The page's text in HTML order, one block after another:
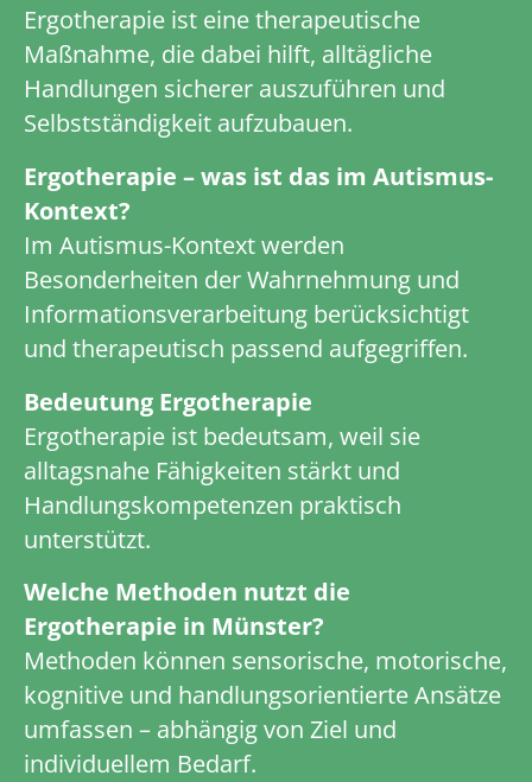
Ergotherapie ist eine therapeutische
Maßnahme, die dabei hilft, alltägliche
Handlungen sicherer auszuführen und
Selbstständigkeit aufzubauen.
Ergotherapie – was ist das im Autismus-
Kontext?
Im Autismus-Kontext werden
Besonderheiten der Wahrnehmung und
Informationsverarbeitung berücksichtigt
und therapeutisch passend aufgegriffen.
Bedeutung Ergotherapie
Ergotherapie ist bedeutsam, weil sie
alltagsnahe Fähigkeiten stärkt und
Handlungskompetenzen praktisch
unterstützt.
Welche Methoden nutzt die
Ergotherapie in Münster?
Methoden können sensorische, motorische,
kognitive und handlungsorientierte Ansätze
umfassen – abhängig von Ziel und
individuellem Bedarf.